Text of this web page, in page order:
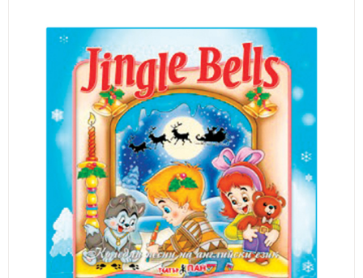
ИЗКУСТВА
СПОРТ
МЕБЕЛИ И ОБОРУДВАНЕ
КАНЦЕЛАРСКИ МАТЕРИАЛИ
КНИГИ И УЧЕБНИЦИ
БДП
НОВИ
ПРОМОЦИИ